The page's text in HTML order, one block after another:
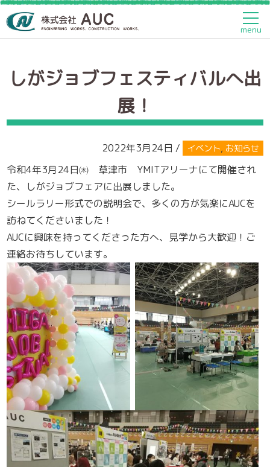
menu
トップページ>イベント>しがジョブフェスティバルへ出
展！
しがジョブフェスティバルへ出
展！
2022年3月24日 / イベント, お知らせ
令和4年3月24日㈭ 草津市 YMITアリーナにて開催され
た、しがジョブフェアに出展しました。
シールラリー形式での説明会で、多くの方が気楽にAUCを
訪ねてくださいました！
AUCに興味を持ってくださった方へ、見学から大歓迎！ご
連絡お待ちしています。